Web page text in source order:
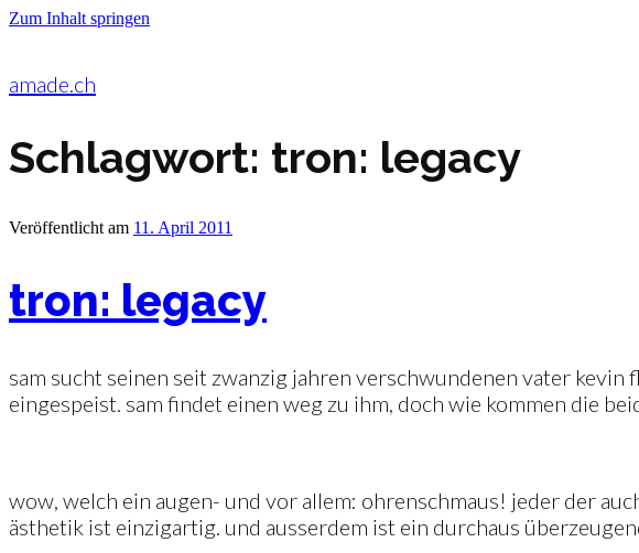
Zum Inhalt springen
amade.ch
Schlagwort: tron: legacy
Veröffentlicht am 11. April 2011
tron: legacy
sam sucht seinen seit zwanzig jahren verschwundenen vater
eingespeist. sam findet einen weg zu ihm, doch wie kommen die
wow, welch ein augen- und vor allem: ohrenschmaus! jeder der
ästhetik ist einzigartig. und ausserdem ist ein durchaus